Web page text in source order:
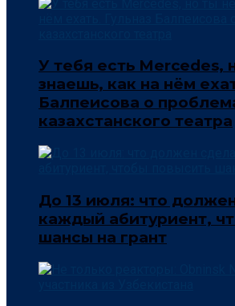
У тебя есть Mercedes,
знаешь, как на нём
Балпеисова о
казахстанского театра
До 13 июля: что
каждый абитуриент,
шансы на грант